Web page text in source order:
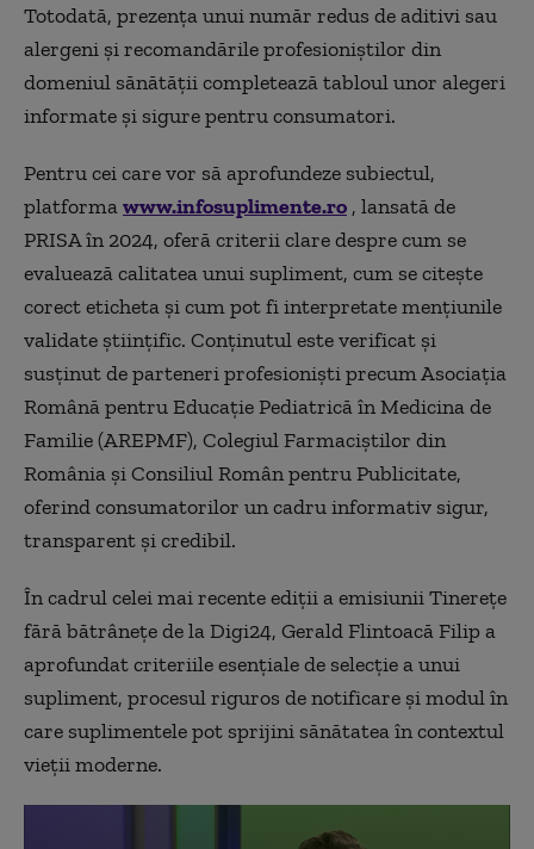
Totodată, prezența unui număr redus de aditivi sau
alergeni și recomandările profesioniștilor din
domeniul sănătății completează tabloul unor alegeri
informate și sigure pentru consumatori.
Pentru cei care vor să aprofundeze subiectul,
platformawww.infosuplimente.ro , lansată de
PRISA în 2024, oferă criterii clare despre cum se
evaluează calitatea unui supliment, cum se citește
corect eticheta și cum pot fi interpretate mențiunile
validate științific. Conținutul este verificat și
susținut de parteneri profesioniști precum Asociația
Română pentru Educație Pediatrică în Medicina de
Familie (AREPMF), Colegiul Farmaciștilor din
România și Consiliul Român pentru Publicitate,
oferind consumatorilor un cadru informativ sigur,
transparent și credibil.
În cadrul celei mai recente ediții a emisiunii Tinerețe
fără bătrânețe de la Digi24, Gerald Flintoacă Filip a
aprofundat criteriile esențiale de selecție a unui
supliment, procesul riguros de notificare și modul în
care suplimentele pot sprijini sănătatea în contextul
vieții moderne.